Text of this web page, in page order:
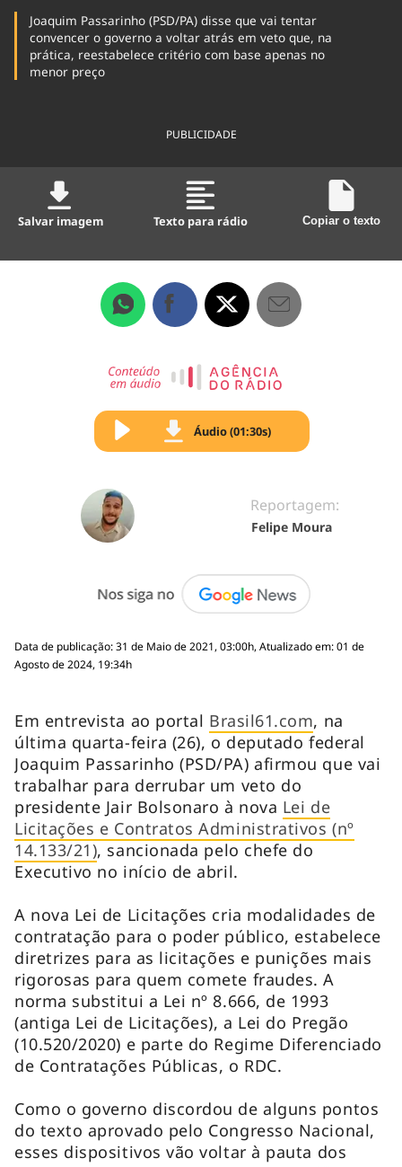
Joaquim Passarinho (PSD/PA) disse que vai tentar
convencer o governo a voltar atrás em veto que, na
prática, reestabelece critério com base apenas no
menor preço
PUBLICIDADE
Salvar imagem Texto para rádio Copiar o texto
Áudio (01:30s)
Reportagem:
Felipe Moura
Data de publicação: 31 de Maio de 2021, 03:00h, Atualizado em: 01 de
Agosto de 2024, 19:34h
Em entrevista ao portal Brasil61.com, na
última quarta-feira (26), o deputado federal
Joaquim Passarinho (PSD/PA) afirmou que vai
trabalhar para derrubar um veto do
presidente Jair Bolsonaro à nova Lei de
Licitações e Contratos Administrativos (nº
14.133/21), sancionada pelo chefe do
Executivo no início de abril.
A nova Lei de Licitações cria modalidades de
contratação para o poder público, estabelece
diretrizes para as licitações e punições mais
rigorosas para quem comete fraudes. A
norma substitui a Lei nº 8.666, de 1993
(antiga Lei de Licitações), a Lei do Pregão
(10.520/2020) e parte do Regime Diferenciado
de Contratações Públicas, o RDC.
Como o governo discordou de alguns pontos
do texto aprovado pelo Congresso Nacional,
esses dispositivos vão voltar à pauta dos